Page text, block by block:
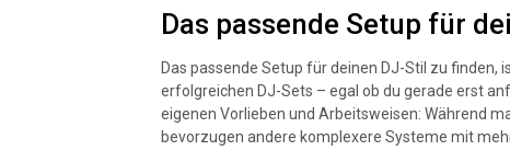
Das passende Setup für
Das passende Setup für deinen DJ-Stil zu
erfolgreichen DJ-Sets – egal ob du gerade erst
eigenen Vorlieben und Arbeitsweisen: Während
bevorzugen andere komplexere Systeme mit